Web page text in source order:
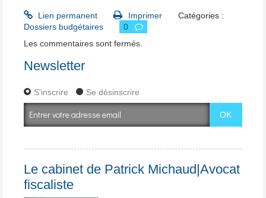
Lien permanent Imprimer
Catégories :
Dossiers budgétaires
0
Les commentaires sont fermés.
Newsletter
S'inscrire Se désinscrire
Le cabinet de Patrick Michaud|Avocat
fiscaliste